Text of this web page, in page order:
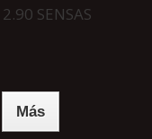
SENSAS
Más